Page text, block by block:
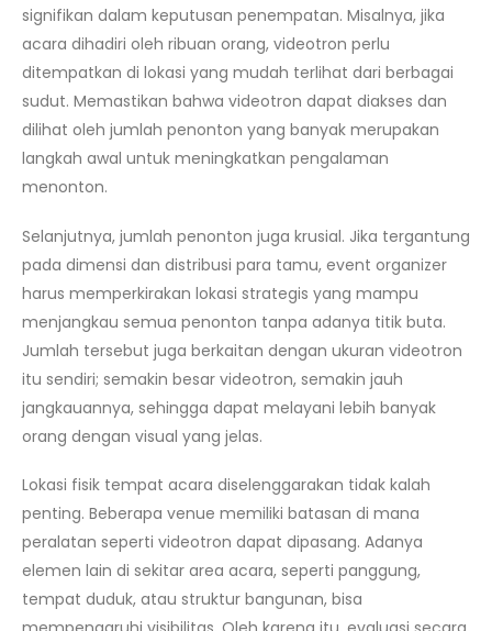
signifikan dalam keputusan penempatan. Misalnya, jika
acara dihadiri oleh ribuan orang, videotron perlu
ditempatkan di lokasi yang mudah terlihat dari berbagai
sudut. Memastikan bahwa videotron dapat diakses dan
dilihat oleh jumlah penonton yang banyak merupakan
langkah awal untuk meningkatkan pengalaman
menonton.
Selanjutnya, jumlah penonton juga krusial. Jika tergantung
pada dimensi dan distribusi para tamu, event organizer
harus memperkirakan lokasi strategis yang mampu
menjangkau semua penonton tanpa adanya titik buta.
Jumlah tersebut juga berkaitan dengan ukuran videotron
itu sendiri; semakin besar videotron, semakin jauh
jangkauannya, sehingga dapat melayani lebih banyak
orang dengan visual yang jelas.
Lokasi fisik tempat acara diselenggarakan tidak kalah
penting. Beberapa venue memiliki batasan di mana
peralatan seperti videotron dapat dipasang. Adanya
elemen lain di sekitar area acara, seperti panggung,
tempat duduk, atau struktur bangunan, bisa